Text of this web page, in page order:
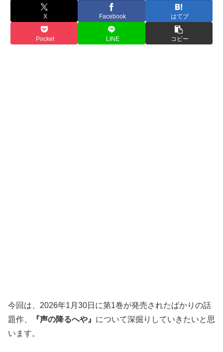
X Facebook はてブ
Pocket LINE コピー
今回は、2026年1月30日に第1巻が発売されたばかりの話
題作、
『声の降るへや』 について深掘りしていきたいと思
います。